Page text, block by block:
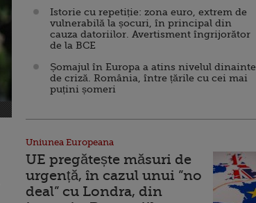
Istorie cu repetiție: zona euro, extrem de
vulnerabilă la șocuri, în principal din
cauza datoriilor. Avertisment îngrijorător
de la BCE
Șomajul în Europa a atins nivelul dinainte
de criză. România, între țările cu cei mai
puțini șomeri
Uniunea Europeana
UE pregătește măsuri de
urgență, în cazul unui ”no
deal” cu Londra, din